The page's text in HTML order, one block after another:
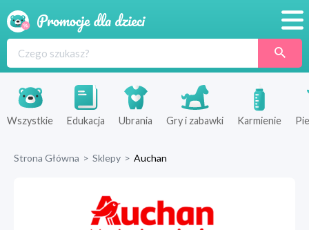
Produkty
Sklepy
Wszystkie Edukacja Ubrania Gry i zabawki Karmienie
Strona Główna > Sklepy > Auchan